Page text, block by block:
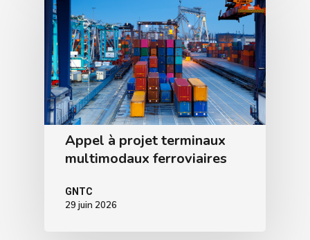
Appel à projet terminaux
multimodaux ferroviaires
GNTC
29 juin 2026